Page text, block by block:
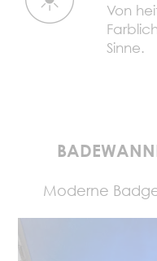
Von
Sinne.
Moderne